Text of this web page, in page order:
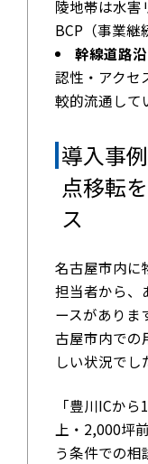
陵地帯は水害
BCP（事業継
幹線道路
認性・アクセ
較的流通して
導入事
点移転
ス
名古屋市内に
担当者から、
ースがありま
古屋市内での
しい状況でし
「豊川ICか
上・2,000坪
う条件での相